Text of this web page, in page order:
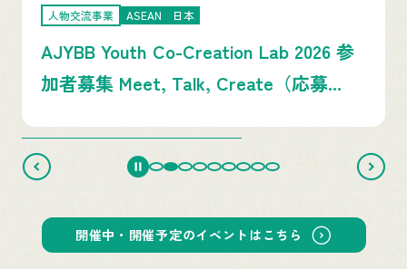
観光事業 ブルネイ
ブルネイ教育旅行オンラインセミナー
（ロイヤルブルネイ航空主催）
…
開催中・開催予定のイベントはこちら